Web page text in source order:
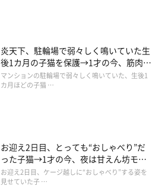
炎天下、駐輪場で弱々しく鳴いていた生
後1カ月の子猫を保護→1才の今、筋肉質
でツンデレなコに成長
マンションの駐輪場で弱々しく鳴いていた、生後1
カ月ほどの子猫 …
お迎え2日目、とっても“おしゃべり”だ
った子猫→1才の今、夜は甘えん坊モー
ドになるコに成長！
お迎え2日目、ケージ越しに“おしゃべり”する姿を
見せていた子 …